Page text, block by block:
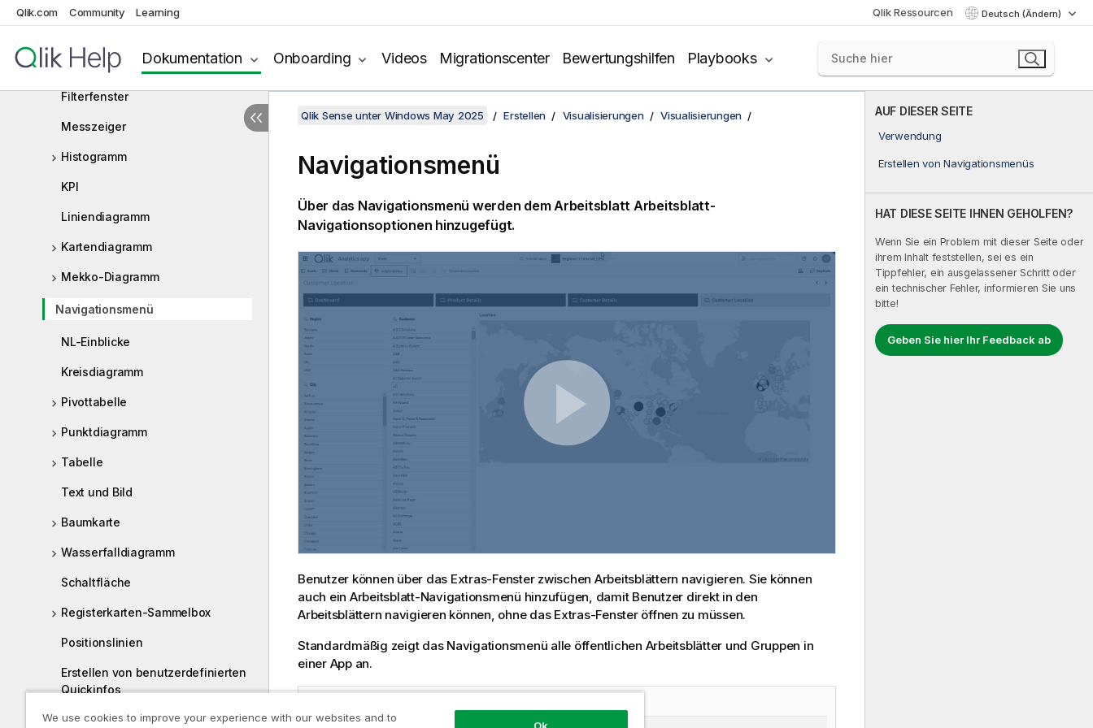
Qlik.com Community Learning Qlik Ressourcen Deutsch (Ändern)
Dokumentation Onboarding Videos Migrationscenter Bewertungshilfen Playbooks
Bullet-Diagramm
Verteilungsdiagramm
Filterfenster
Messzeiger
Histogramm
KPI
Liniendiagramm
Kartendiagramm
Mekko-Diagramm
Navigationsmenü
NL-Einblicke
Kreisdiagramm
Pivottabelle
Punktdiagramm
Tabelle
Text und Bild
Baumkarte
Wasserfalldiagramm
Schaltfläche
Registerkarten-Sammelbox
Positionslinien
Erstellen von benutzerdefinierten
Quickinfos
Null Werte in Visualisierungen
AUF DIESER SEITE
Verwendung
Erstellen von Navigationsmenüs
HAT DIESE SEITE IHNEN GEHOLFEN?
Wenn Sie ein Problem mit dieser Seite oder
ihrem Inhalt feststellen, sei es ein
Tippfehler, ein ausgelassener Schritt oder
ein technischer Fehler, informieren Sie uns
bitte!
Geben Sie hier Ihr Feedback ab
Qlik Sense unter Windows May 2025 Erstellen Visualisierungen Visualisierungen
Navigationsmenü
Über das Navigationsmenü werden dem Arbeitsblatt Arbeitsblatt-
Navigationsoptionen hinzugefügt.
Benutzer können über das Extras-Fenster zwischen Arbeitsblättern navigieren. Sie können
auch ein Arbeitsblatt-Navigationsmenü hinzufügen, damit Benutzer direkt in den
Arbeitsblättern navigieren können, ohne das Extras-Fenster öffnen zu müssen.
Standardmäßig zeigt das Navigationsmenü alle öffentlichen Arbeitsblätter und Gruppen in
einer App an.
We use cookies to improve your experience with our websites and to